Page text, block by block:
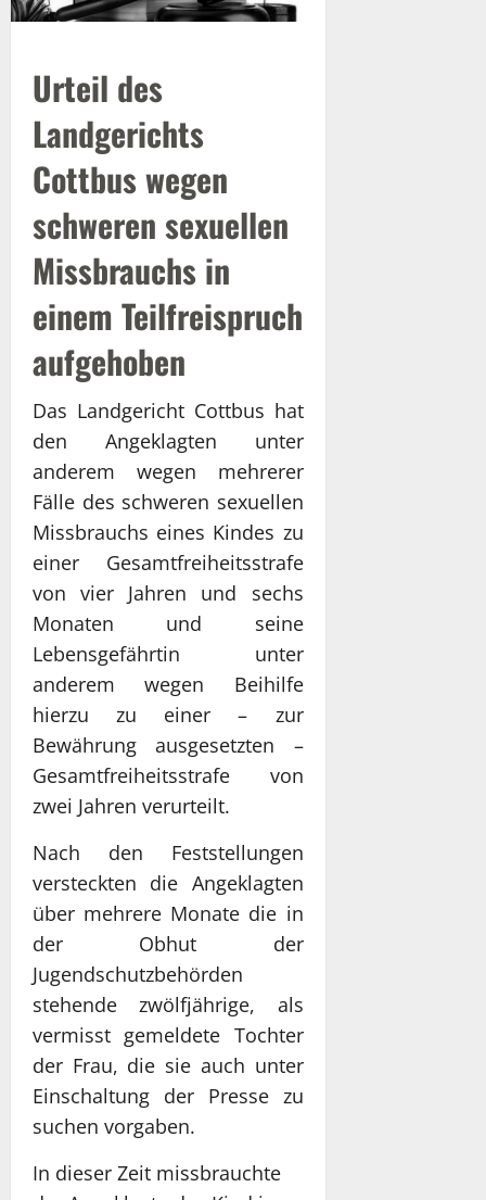
Urteil des
Landgerichts
Cottbus wegen
schweren sexuellen
Missbrauchs in
einem Teilfreispruch
aufgehoben
Das Landgericht Cottbus hat
den Angeklagten unter
anderem wegen mehrerer
Fälle des schweren sexuellen
Missbrauchs eines Kindes zu
einer Gesamtfreiheitsstrafe
von vier Jahren und sechs
Monaten und seine
Lebensgefährtin unter
anderem wegen Beihilfe
hierzu zu einer – zur
Bewährung ausgesetzten –
Gesamtfreiheitsstrafe von
zwei Jahren verurteilt.
Nach den Feststellungen
versteckten die Angeklagten
über mehrere Monate die in
der Obhut der
Jugendschutzbehörden
stehende zwölfjährige, als
vermisst gemeldete Tochter
der Frau, die sie auch unter
Einschaltung der Presse zu
suchen vorgaben.
In dieser Zeit missbrauchte